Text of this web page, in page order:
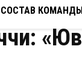
СОСТАВ